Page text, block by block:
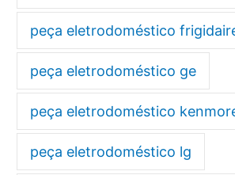
peça eletrodoméstico
peça eletrodoméstico ge
peça eletrodoméstico
peça eletrodoméstico lg